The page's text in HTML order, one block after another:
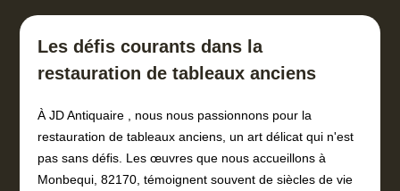
Les défis courants dans la
restauration de tableaux anciens
À JD Antiquaire , nous nous passionnons pour la
restauration de tableaux anciens, un art délicat qui n'est
pas sans défis. Les œuvres que nous accueillons à
Monbequi, 82170, témoignent souvent de siècles de vie